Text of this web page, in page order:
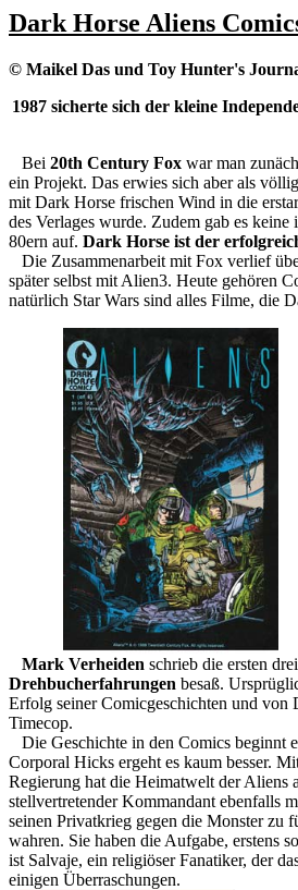
Dark Horse Aliens
© Maikel Das und Toy Hunter's
1987 sicherte sich der kleine
Bei 20th Century Fox war man
ein Projekt. Das erwies sich aber als
mit Dark Horse frischen Wind in die
des Verlages wurde. Zudem gab es
80ern auf. Dark Horse ist der
Die Zusammenarbeit mit Fox verlief
später selbst mit Alien3. Heute gehören
natürlich Star Wars sind alles Filme, die
Mark Verheiden schrieb die ersten
Drehbucherfahrungen besaß.
Erfolg seiner Comicgeschichten und von
Timecop.
Die Geschichte in den Comics beginnt
Corporal Hicks ergeht es kaum besser.
Regierung hat die Heimatwelt der Aliens
stellvertretender Kommandant ebenfalls
seinen Privatkrieg gegen die Monster zu
wahren. Sie haben die Aufgabe, erstens
ist Salvaje, ein religiöser Fanatiker, der
einigen Überraschungen.